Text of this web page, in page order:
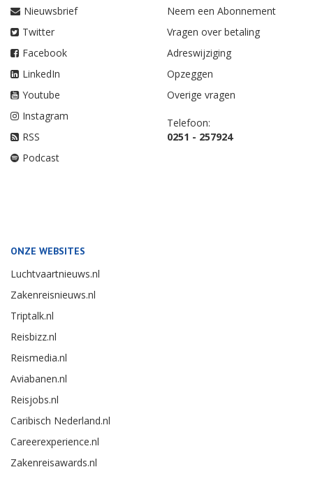
Nieuwsbrief
Twitter
Facebook
LinkedIn
Youtube
Instagram
RSS
Podcast
Neem een Abonnement
Vragen over betaling
Adreswijziging
Opzeggen
Overige vragen
Telefoon:
0251 - 257924
ONZE WEBSITES
Luchtvaartnieuws.nl
Zakenreisnieuws.nl
Triptalk.nl
Reisbizz.nl
Reismedia.nl
Aviabanen.nl
Reisjobs.nl
Caribisch Nederland.nl
Careerexperience.nl
Zakenreisawards.nl